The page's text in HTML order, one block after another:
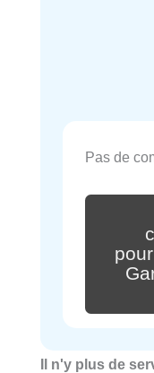
Pas de
Il n'y plus de